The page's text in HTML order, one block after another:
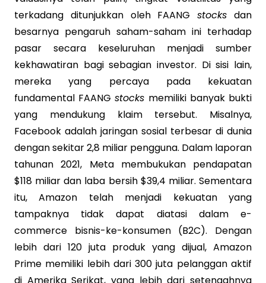
terkadang ditunjukkan oleh FAANGstocks dan
besarnya pengaruh saham-saham ini terhadap
pasar secara keseluruhan menjadi sumber
kekhawatiran bagi sebagian investor. Di sisi lain,
mereka yang percaya pada kekuatan
fundamental FAANGstocks memiliki banyak bukti
yang mendukung klaim tersebut. Misalnya,
Facebook adalah jaringan sosial terbesar di dunia
dengan sekitar 2,8 miliar pengguna. Dalam laporan
tahunan 2021, Meta membukukan pendapatan
$118 miliar dan laba bersih $39,4 miliar. Sementara
itu, Amazon telah menjadi kekuatan yang
tampaknya tidak dapat diatasi dalam e-
commerce bisnis-ke-konsumen (B2C). Dengan
lebih dari 120 juta produk yang dijual, Amazon
Prime memiliki lebih dari 300 juta pelanggan aktif